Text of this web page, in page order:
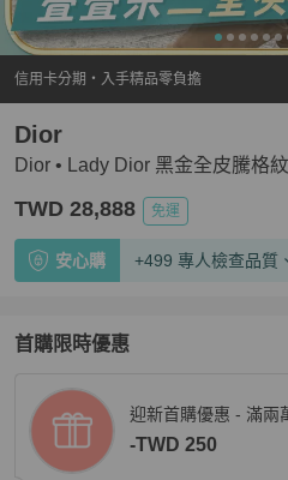
信用卡分期・入手精品零負擔
Dior • Lady Dior 黑金全皮騰格
Dior
TWD 28,888 免運
安心購 +499 專人檢查品質
首購限時優惠
迎新首購優惠 - 滿兩
-TWD 250